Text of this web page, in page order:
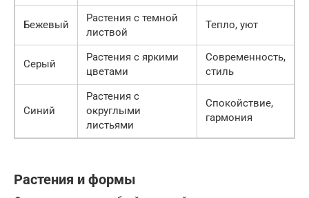
Бежевый
Растения с темной
листвой
Тепло, уют
Серый
Растения с яркими
цветами
Современность,
стиль
Синий
Растения с
округлыми
листьями
Спокойствие,
гармония
Растения и формы